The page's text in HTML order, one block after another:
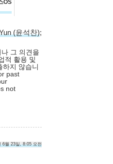
OS
(윤석찬);
그 의견을
적 활용 및
하지 않습니
past
not
6월 23일, 8:05 오전